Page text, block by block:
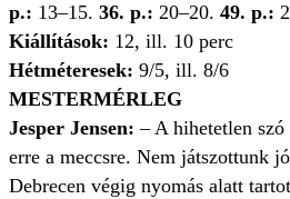
p.: 13–15. 36. p.: 20–20. 49. p.:
Kiállítások: 12, ill. 10 perc
Hétméteresek: 9/5, ill. 8/6
MESTERMÉRLEG
Jesper Jensen: – A hihetetlen
erre a meccsre. Nem játszottunk
Debrecen végig nyomás alatt